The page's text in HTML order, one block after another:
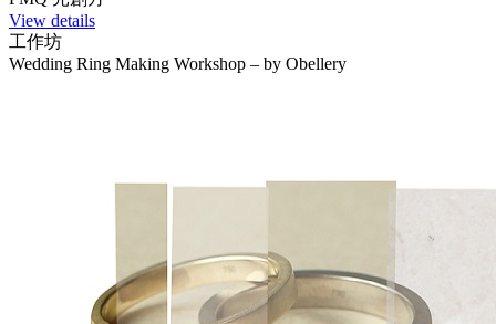
View details
工作坊
Wedding Ring Making Workshop – by Obellery